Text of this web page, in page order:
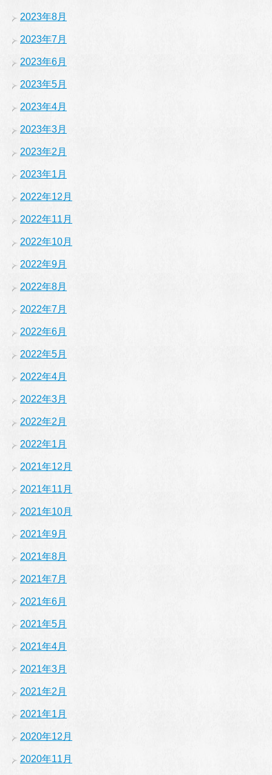
2023年8月
2023年7月
2023年6月
2023年5月
2023年4月
2023年3月
2023年2月
2023年1月
2022年12月
2022年11月
2022年10月
2022年9月
2022年8月
2022年7月
2022年6月
2022年5月
2022年4月
2022年3月
2022年2月
2022年1月
2021年12月
2021年11月
2021年10月
2021年9月
2021年8月
2021年7月
2021年6月
2021年5月
2021年4月
2021年3月
2021年2月
2021年1月
2020年12月
2020年11月